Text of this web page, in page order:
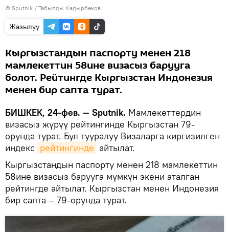
© Sputnik / Табылды Кадырбеков
Жазылуу
Кыргызстандын паспорту менен 218
мамлекеттин 58ине визасыз барууга
болот. Рейтингде Кыргызстан Индонезия
менен бир сапта турат.
БИШКЕК, 24-фев. — Sputnik. Мамлекеттердин
визасыз жүрүү рейтингинде Кыргызстан 79-
орунда турат. Бул тууралуу Визаларга киргизилген
индекс рейтингинде айтылат.
Кыргызстандын паспорту менен 218 мамлекеттин
58ине визасыз барууга мүмкүн экени аталган
рейтингде айтылат. Кыргызстан менен Индонезия
бир сапта – 79-орунда турат.